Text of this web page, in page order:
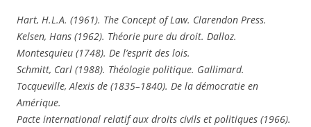
Hart, H.L.A. (1961). The Concept of Law. Clarendon Press.
Kelsen, Hans (1962). Théorie pure du droit. Dalloz.
Montesquieu (1748). De l’esprit des lois.
Schmitt, Carl (1988). Théologie politique. Gallimard.
Tocqueville, Alexis de (1835–1840). De la démocratie en
Amérique.
Pacte international relatif aux droits civils et politiques (1966).